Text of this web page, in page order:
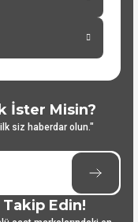
İster Misin?
siz haberdar olun."
Edin!